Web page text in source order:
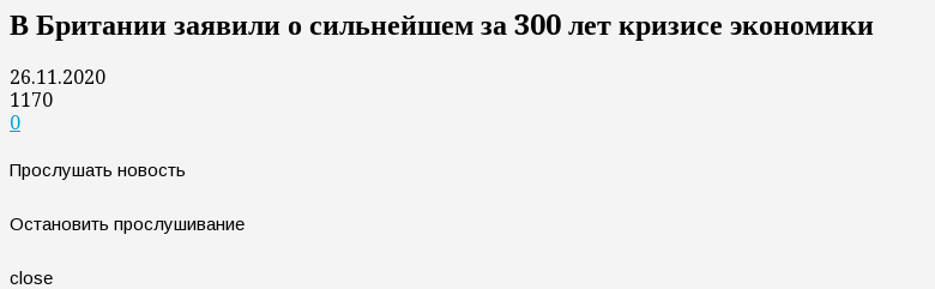
В Британии заявили о сильнейшем за 300 лет кризисе экономики
26.11.2020
1170
0
Прослушать новость
Остановить прослушивание
close